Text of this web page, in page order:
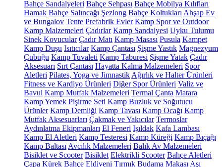
Bahçe Sandalyeleri Bahçe Sehpası Bahçe Mobilya Kılıfları
Hamak Bahçe Salıncağı Şezlong Bahçe Koltukları Ahşap Ev
ve Bungalov Tente Prefabrik Evler Kamp Spor ve Outdoor
Kamp Malzemeleri Çadırlar Kamp Sandalyesi Uyku Tulumu
Sinek Kovucular Çadır Matı Kamp Masası Pusula Kampet
Kamp Duşu Isıtıcılar Kamp Çantası Şişme Yastık Magnezyum
Çubuğu Kamp Tuvaleti Kamp Taburesi Şişme Yatak Çadır
Aksesuarı Sırt Çantası Hayatta Kalma Malzemeleri Spor
Aletleri Pilates, Yoga ve Jimnastik Ağırlık ve Halter Ürünleri
Fitness ve Kardiyo Ürünleri Diğer Spor Ürünleri Valiz ve
Bavul Kamp Mutfak Malzemeleri Termal Çanta Matara
Kamp Yemek Pişirme Seti Kamp Buzluk ve Soğutucu
Ürünler Kamp Demliği Kamp Tavası Kamp Ocağı Kamp
Mutfak Aksesuarları Çakmak ve Yakıcılar Termoslar
Aydınlatma Ekipmanları El Feneri Işıldak Kafa Lambası
Kamp El Aletleri Kamp Testeresi Kamp Küreği Kamp Bıçağı
Kamp Baltası Avcılık Malzemeleri Balık Av Malzemeleri
Bisiklet ve Scooter Bisiklet Elektrikli Scooter Bahçe Aletleri
Çapa Kürek Bahçe Eldiveni Tırmık Budama Makası Aşı